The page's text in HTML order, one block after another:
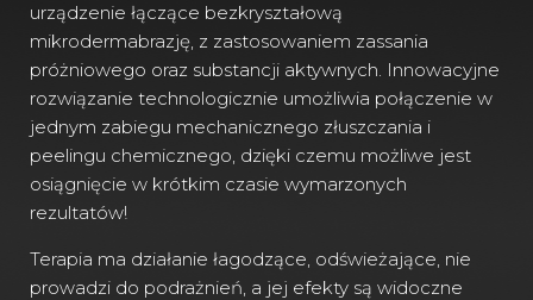
urządzenie łączące bezkryształową
mikrodermabrazję, z zastosowaniem zassania
próżniowego oraz substancji aktywnych. Innowacyjne
rozwiązanie technologicznie umożliwia połączenie w
jednym zabiegu mechanicznego złuszczania i
peelingu chemicznego, dzięki czemu możliwe jest
osiągnięcie w krótkim czasie wymarzonych
rezultatów!
Terapia ma działanie łagodzące, odświeżające, nie
prowadzi do podrażnień, a jej efekty są widoczne